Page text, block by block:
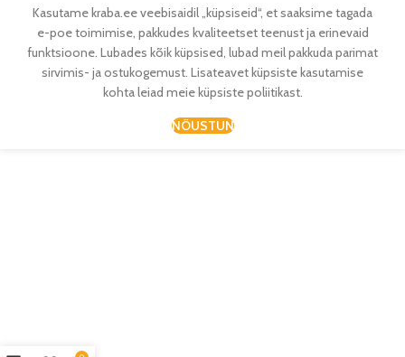
Kasutame kraba.ee veebisaidil „küpsiseid“, et saaksime tagada
e-poe toimimise, pakkudes kvaliteetset teenust ja erinevaid
funktsioone. Lubades kõik küpsised, lubad meil pakkuda parimat
sirvimis- ja ostukogemust. Lisateavet küpsiste kasutamise
kohta leiad meie küpsiste poliitikast.
NÕUSTUN